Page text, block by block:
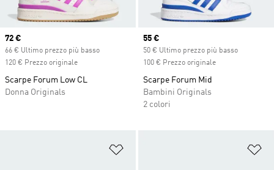
Current price
72 €
66 € Ultimo prezzo più basso
120 € Prezzo originale
Scarpe Forum Low CL
Donna Originals
Current price
55 €
50 € Ultimo prezzo più basso
100 € Prezzo originale
Scarpe Forum Mid
Bambini Originals
2 colori
Aggiungi alla lista dei desideri